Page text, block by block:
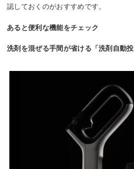
認しておくのがおすすめです。
あると便利な機能をチェック
洗剤を混ぜる手間が省ける「洗剤自動投